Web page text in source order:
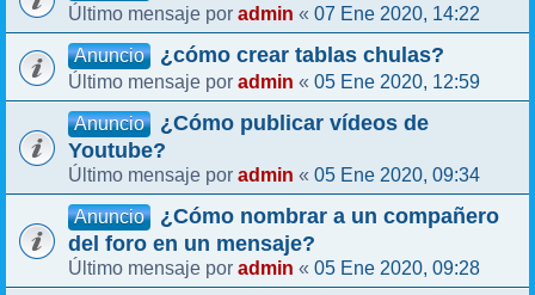
Último mensaje por admin « 07 Ene 2020, 14:22
Anuncio ¿cómo crear tablas chulas?
Último mensaje por admin « 05 Ene 2020, 12:59
Anuncio
¿Cómo publicar vídeos de
Youtube?
Último mensaje por admin « 05 Ene 2020, 09:34
Anuncio
¿Cómo nombrar a un compañero
del foro en un mensaje?
Último mensaje por admin « 05 Ene 2020, 09:28